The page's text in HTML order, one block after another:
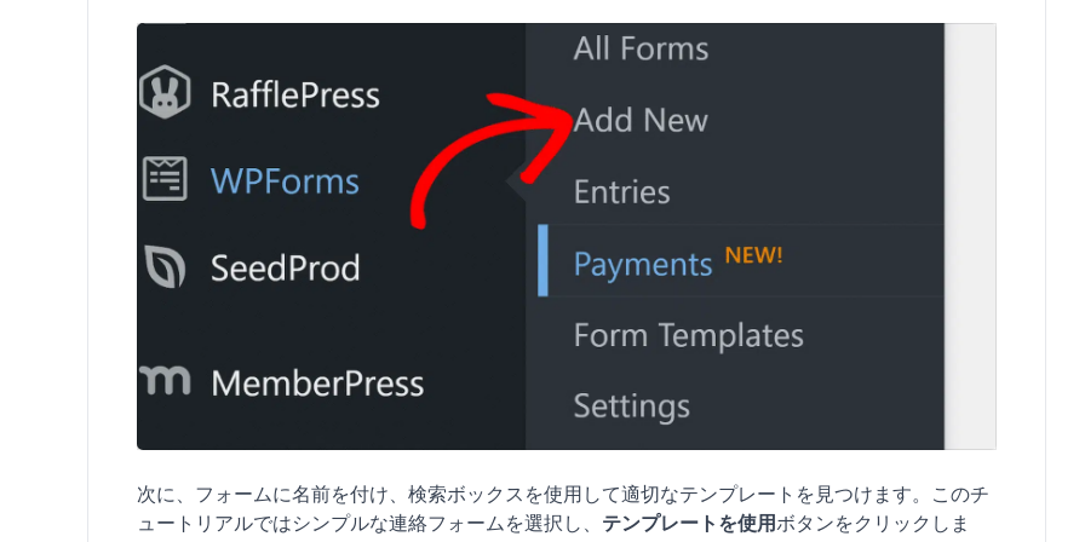
次に、フォームに名前を付け、検索ボックスを使用して適切なテンプレートを見つけます。このチ
ュートリアルではシンプルな連絡フォームを選択し、 テンプレートを使用ボタンをクリックしま